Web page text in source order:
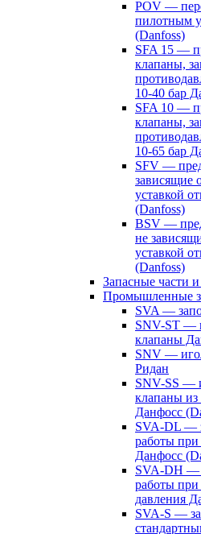
POV —
пилотным
(Danfoss)
SFA 15 —
клапаны,
10-40 бар
SFA 10 —
клапаны,
10-65 бар
SFV —
зависящие
уставкой
(Danfoss)
BSV —
не
уставкой
(Danfoss)
Запасные части
Промышленные
SVA —
SNV-ST —
клапаны
SNV —
Ридан
SNV-SS —
клапаны
Данфосс
SVA-DL —
работы при
Данфосс
SVA-DH —
работы
давления
SVA-S —